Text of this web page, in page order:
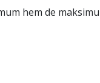
hem de